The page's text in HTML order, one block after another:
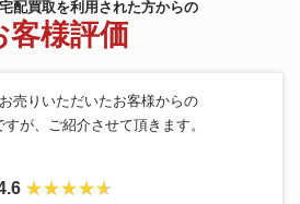
配買取を利用された方からの
客様評価
売りいただいたお客様からの
すが、ご紹介させて頂きます。